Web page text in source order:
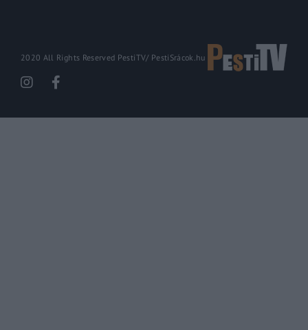
2020 All Rights Reserved PestiTV/ PestiSrácok.hu